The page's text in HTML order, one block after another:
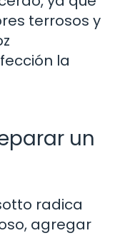
terrosos y
la
un
radica
agregar